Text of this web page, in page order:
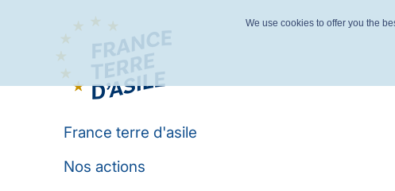
France terre d'asile
Nos actions
We use cookies to offer you the